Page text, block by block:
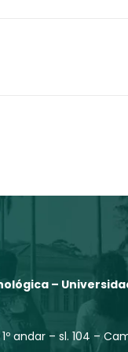
–
andar – sl. 104 –